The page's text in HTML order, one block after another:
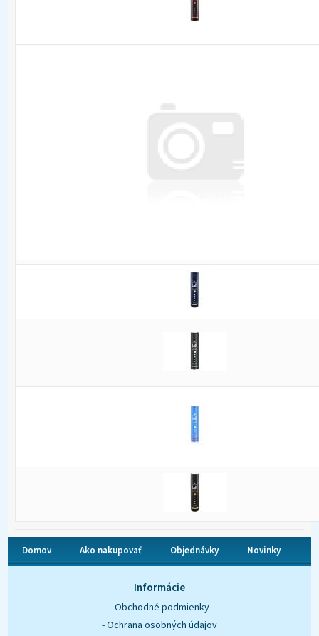
Domov Ako nakupovať Objednávky Novinky
Informácie
- Obchodné podmienky
- Ochrana osobných údajov